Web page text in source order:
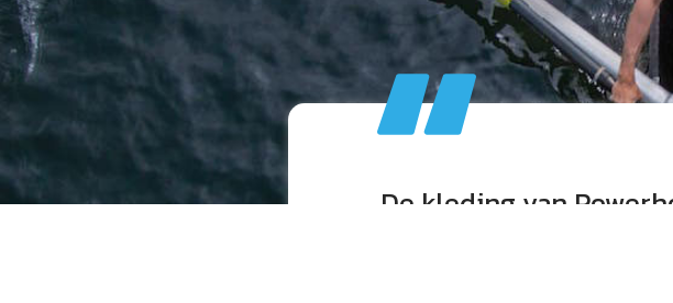
en de kwaliteit
De kleding van